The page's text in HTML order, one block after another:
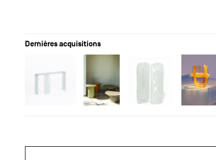
Dernières acquisitions